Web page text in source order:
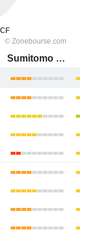
Sumitomo Electric Industries, Ltd.